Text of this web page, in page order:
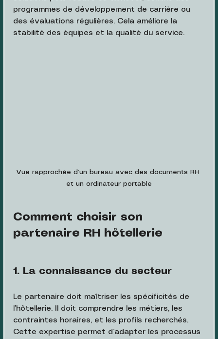
programmes de développement de carrière ou
des évaluations régulières. Cela améliore la
stabilité des équipes et la qualité du service.
Vue rapprochée d’un bureau avec des documents RH
et un ordinateur portable
Comment choisir son
partenaire RH hôtellerie
1. La connaissance du secteur
Le partenaire doit maîtriser les spécificités de
l’hôtellerie. Il doit comprendre les métiers, les
contraintes horaires, et les profils recherchés.
Cette expertise permet d’adapter les processus